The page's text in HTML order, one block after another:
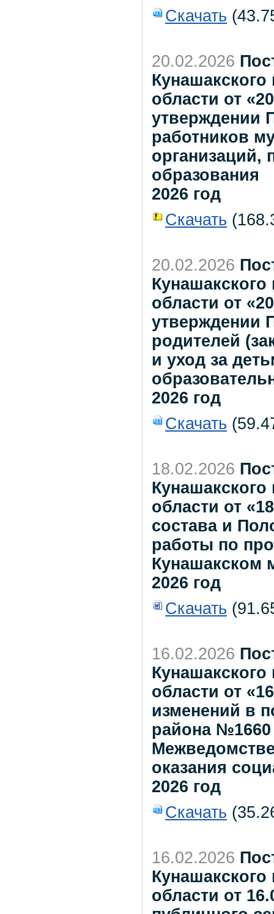
Скачать
20.02.2026
области от
утверждении
работников
организаций,
образования
2026 год
Скачать
20.02.2026
области от
утверждении
родителей
и уход за
2026 год
Скачать
18.02.2026
области от
состава и
работы по
Кунашакском
2026 год
Скачать
16.02.2026
области от
изменений в
района №1660
оказания
2026 год
Скачать
16.02.2026
области от